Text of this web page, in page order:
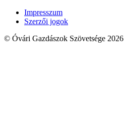
Impresszum
Szerzői jogok
© Óvári Gazdászok Szövetsége 2026